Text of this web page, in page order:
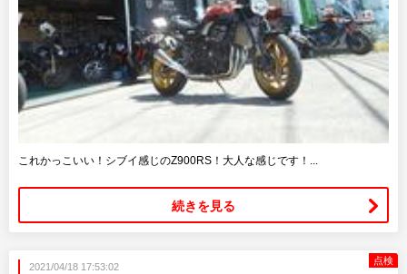
これかっこいい！シブイ感じのZ900RS！大人な感じです！...
続きを見る
点検
2021/04/18 17:53:02